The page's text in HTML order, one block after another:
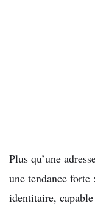
Plus qu’une
une tendance forte
identitaire,